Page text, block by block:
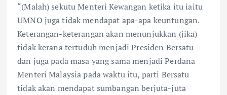
“(Malah) sekutu Menteri Kewangan ketika itu iaitu
UMNO juga tidak mendapat apa-apa keuntungan.
Keterangan-keterangan akan menunjukkan (jika)
tidak kerana tertuduh menjadi Presiden Bersatu
dan juga pada masa yang sama menjadi Perdana
Menteri Malaysia pada waktu itu, parti Bersatu
tidak akan mendapat sumbangan berjuta-juta